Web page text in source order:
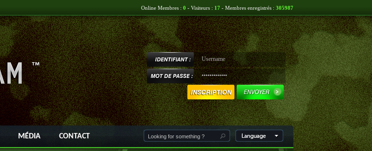
Online Membres : 0 - Visiteurs : 17- Membres enregistrés : 305987
MÉDIA CONTACT